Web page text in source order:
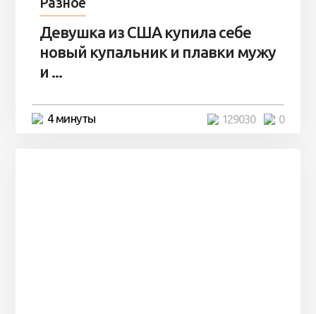
Девушка из США купила себе
новый купальник и плавки мужу
и ...
4 минуты 0
129030